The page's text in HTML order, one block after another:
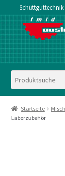
Schüttguttechnik
Zur
Navigation
springen
Zum
Inhalt
springen
Startseite
Laborzubehör